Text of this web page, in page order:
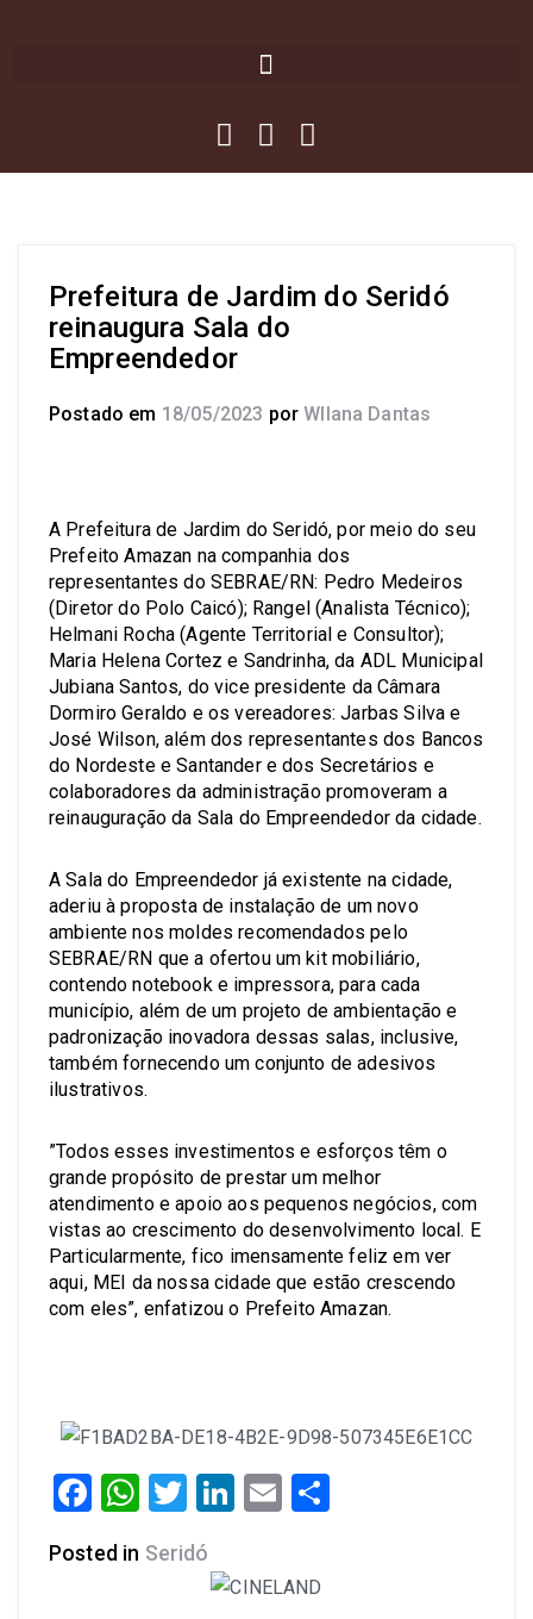
Prefeitura de Jardim do Seridó
reinaugura Sala do
Empreendedor
Postado em 18/05/2023 por Wllana Dantas
A Prefeitura de Jardim do Seridó, por meio do seu
Prefeito Amazan na companhia dos
representantes do SEBRAE/RN: Pedro Medeiros
(Diretor do Polo Caicó); Rangel (Analista Técnico);
Helmani Rocha (Agente Territorial e Consultor);
Maria Helena Cortez e Sandrinha, da ADL Municipal
Jubiana Santos, do vice presidente da Câmara
Dormiro Geraldo e os vereadores: Jarbas Silva e
José Wilson, além dos representantes dos Bancos
do Nordeste e Santander e dos Secretários e
colaboradores da administração promoveram a
reinauguração da Sala do Empreendedor da cidade.
A Sala do Empreendedor já existente na cidade,
aderiu à proposta de instalação de um novo
ambiente nos moldes recomendados pelo
SEBRAE/RN que a ofertou um kit mobiliário,
contendo notebook e impressora, para cada
município, além de um projeto de ambientação e
padronização inovadora dessas salas, inclusive,
também fornecendo um conjunto de adesivos
ilustrativos.
”Todos esses investimentos e esforços têm o
grande propósito de prestar um melhor
atendimento e apoio aos pequenos negócios, com
vistas ao crescimento do desenvolvimento local. E
Particularmente, fico imensamente feliz em ver
aqui, MEI da nossa cidade que estão crescendo
com eles”, enfatizou o Prefeito Amazan.
Facebook
WhatsApp
Twitter
LinkedIn
Email
Posted in Seridó